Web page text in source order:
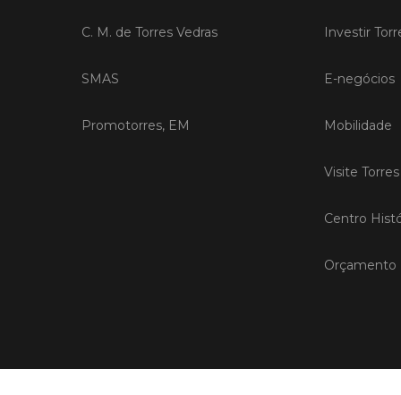
C. M. de Torres Vedras
SMAS
Promotorres, EM
Investir
E-negócios
Mobilidade
Visite
Centro
Orçamento